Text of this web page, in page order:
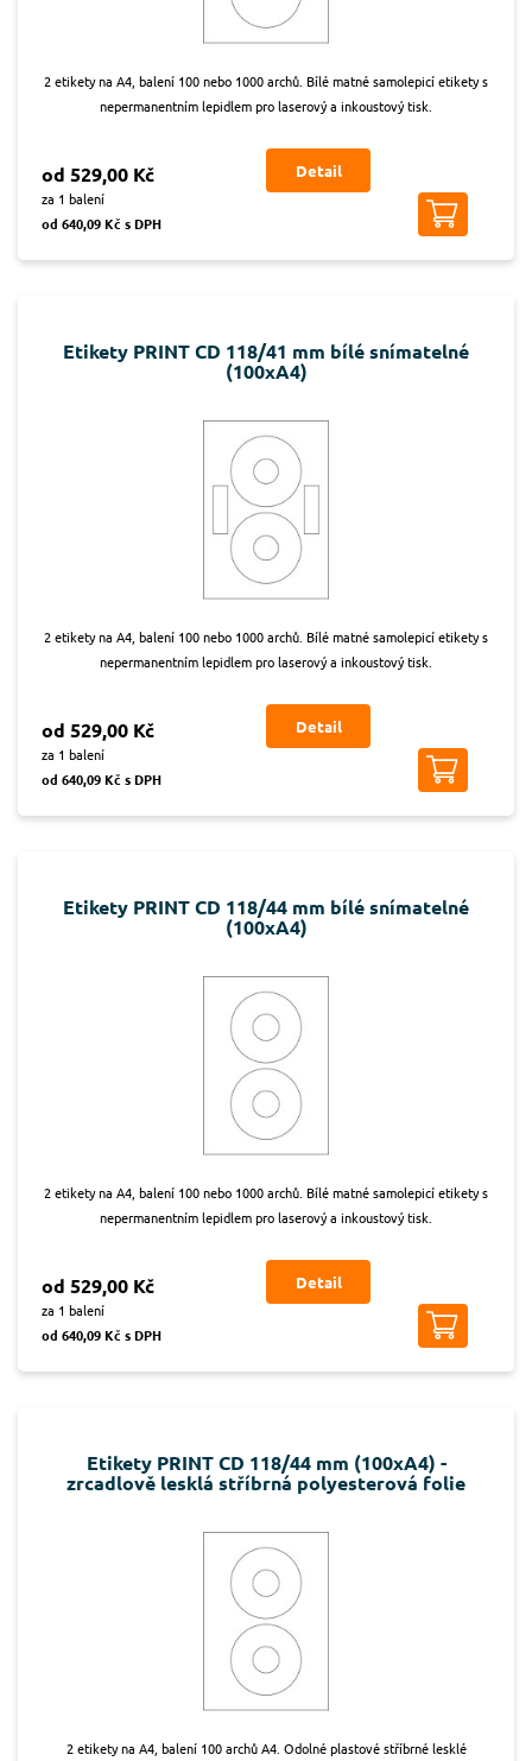
2 etikety na A4, balení 100 nebo 1000 archů. Bílé matné samolepicí etikety s
nepermanentním lepidlem pro laserový a inkoustový tisk.
od 529,00 Kč
za 1 balení
od 640,09 Kč s DPH
Detail
Etikety PRINT CD 118/41 mm bílé snímatelné
(100xA4)
2 etikety na A4, balení 100 nebo 1000 archů. Bílé matné samolepicí etikety s
nepermanentním lepidlem pro laserový a inkoustový tisk.
od 529,00 Kč
za 1 balení
od 640,09 Kč s DPH
Detail
Etikety PRINT CD 118/44 mm bílé snímatelné
(100xA4)
2 etikety na A4, balení 100 nebo 1000 archů. Bílé matné samolepicí etikety s
nepermanentním lepidlem pro laserový a inkoustový tisk.
od 529,00 Kč
za 1 balení
od 640,09 Kč s DPH
Detail
Etikety PRINT CD 118/44 mm (100xA4) -
zrcadlově lesklá stříbrná polyesterová folie
2 etikety na A4, balení 100 archů A4. Odolné plastové stříbrné lesklé